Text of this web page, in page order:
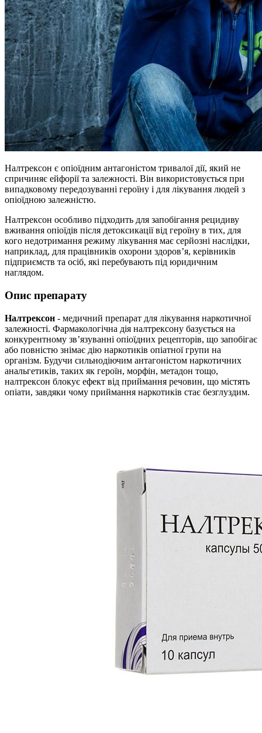
Налтрексон є опіоїдним антагоністом тривалої дії, який не
спричиняє ейфорії та залежності. Він використовується при
випадковому передозуванні героїну і для лікування людей з
опіоїдною залежністю.
Налтрексон особливо підходить для запобігання рецидиву
вживання опіоїдів після детоксикації від героїну в тих, для
кого недотримання режиму лікування має серйозні наслідки,
наприклад, для працівників охорони здоров’я, керівників
підприємств та осіб, які перебувають під юридичним
наглядом.
Опис препарату
Налтрексон - медичний препарат для лікування наркотичної
залежності. Фармакологічна дія налтрексону базується на
конкурентному зв’язуванні опіоїдних рецепторів, що запобігає
або повністю знімає дію наркотиків опіатної групи на
організм. Будучи сильнодіючим антагоністом наркотичних
анальгетиків, таких як героїн, морфін, метадон тощо,
налтрексон блокує ефект від приймання речовин, що містять
опіати, завдяки чому приймання наркотиків стає безглуздим.